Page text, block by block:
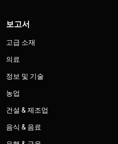
보고서
고급 소재
의료
정보 및 기술
농업
건설 & 제조업
음식 & 음료